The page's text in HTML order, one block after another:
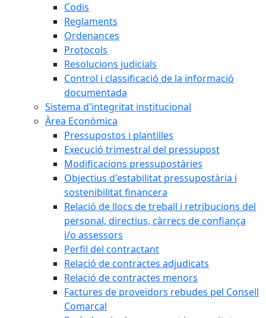
Codis
Reglaments
Ordenances
Protocols
Resolucions judicials
Control i classificació de la informació
documentada
Sistema d'integritat institucional
Àrea Econòmica
Pressupostos i plantilles
Execució trimestral del pressupost
Modificacions pressupostàries
Objectius d'estabilitat pressupostària i
sostenibilitat financera
Relació de llocs de treball i retribucions del
personal, directius, càrrecs de confiança
i/o assessors
Perfil del contractant
Relació de contractes adjudicats
Relació de contractes menors
Factures de proveïdors rebudes pel Consell
Comarcal